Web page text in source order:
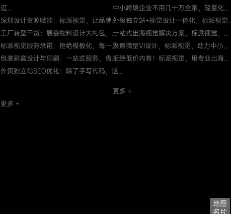
迈...
深圳设计资源赋能：标派视觉，让品牌...
工厂转型干货：展会物料设计大礼包，...
标派视觉服务承诺：拒绝模板化，每一...
包装彩盒设计与印刷：一站式服务，省...
外贸独立站SEO优化：除了手写代码，这...
更多 +
中小跨境企业不用几十万全案，轻量化...
外贸独立站+视觉设计一体化，标派视觉
一站式出海视觉解决方案，标派视觉，...
聚焦微型VI设计，标派视觉，助力中小...
拒绝低价内卷！标派视觉，用专业出海...
更多 +
地图
名片